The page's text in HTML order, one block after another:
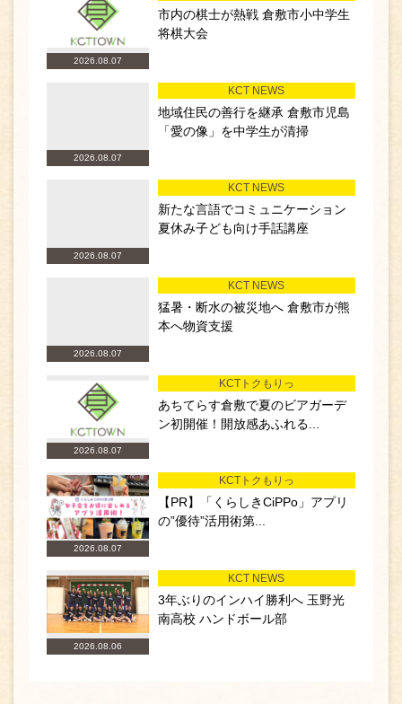
2026.08.07
市内の棋士が熱戦 倉敷市小中学生
将棋大会
2026.08.07
KCT NEWS
地域住民の善行を継承 倉敷市児島
「愛の像」を中学生が清掃
2026.08.07
KCT NEWS
新たな言語でコミュニケーション
夏休み子ども向け手話講座
2026.08.07
KCT NEWS
猛暑・断水の被災地へ 倉敷市が熊
本へ物資支援
2026.08.07
KCTトクもりっ
あちてらす倉敷で夏のビアガーデ
ン初開催！開放感あふれる...
2026.08.07
KCTトクもりっ
【PR】「くらしきCiPPo」アプリ
の”優待”活用術第...
2026.08.06
KCT NEWS
3年ぶりのインハイ勝利へ 玉野光
南高校 ハンドボール部